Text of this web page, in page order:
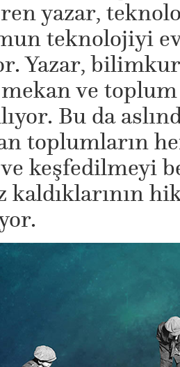
yazar,
teknolojiyi
Yazar,
ve
Bu da
toplumların
keşfedilmeyi
kaldıklarının